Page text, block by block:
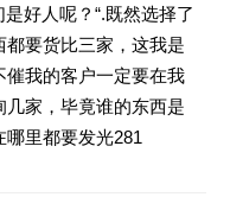
好人呢？“.既然选择了
要货比三家，这我是
催我的客户一定要在我
家，毕竟谁的东西是
里都要发光281